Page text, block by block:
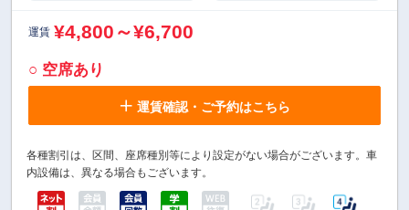
運賃 ¥4,800～¥6,700
○ 空席あり
運賃確認・ご予約はこちら
各種割引は、区間、座席種別等により設定がない場合がございます。車
内設備は、異なる場合もございます。